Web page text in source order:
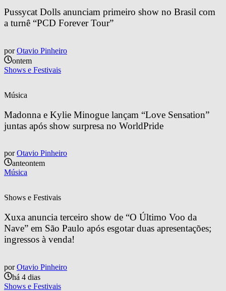
Pussycat Dolls anunciam primeiro show no Brasil com
a turnê “PCD Forever Tour”
por Otavio Pinheiro
ontem
Shows e Festivais
Música
Madonna e Kylie Minogue lançam “Love Sensation”
juntas após show surpresa no WorldPride
por Otavio Pinheiro
anteontem
Música
Shows e Festivais
Xuxa anuncia terceiro show de “O Último Voo da
Nave” em São Paulo após esgotar duas apresentações;
ingressos à venda!
por Otavio Pinheiro
há 4 dias
Shows e Festivais